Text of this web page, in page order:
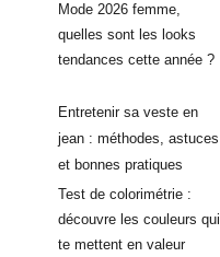
Mode 2026 femme,
quelles sont les looks
tendances cette année ?
Entretenir sa veste en
jean : méthodes, astuces
et bonnes pratiques
Test de colorimétrie :
découvre les couleurs qui
te mettent en valeur